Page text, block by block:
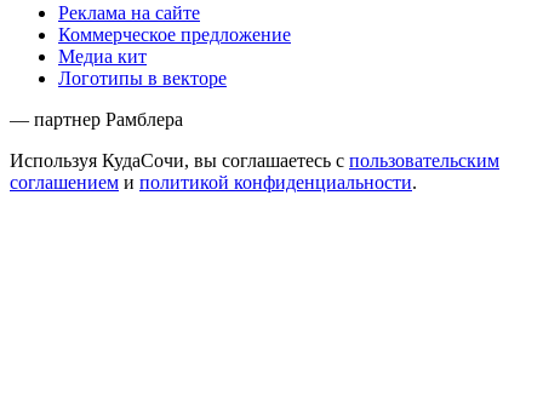
Реклама на сайте
Коммерческое предложение
Медиа кит
Логотипы в векторе
— партнер Рамблера
Используя КудаСочи, вы соглашаетесь с пользовательским
соглашением и политикой конфиденциальности.